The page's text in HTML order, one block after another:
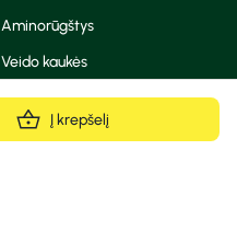
Į krepšelį
Aminorūgštys
Veido kaukės
Eteriniai aliejai
BB ir CC kremas